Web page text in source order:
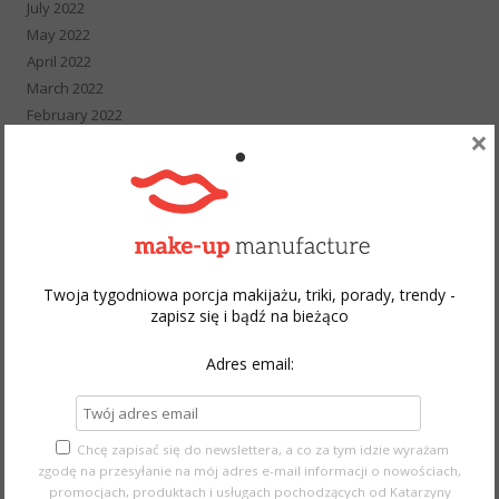
July 2022
May 2022
April 2022
March 2022
February 2022
September 2021
July 2021
March 2021
February 2021
January 2021
December 2020
Twoja tygodniowa porcja makijażu, triki, porady, trendy -
zapisz się i bądź na bieżąco
Adres email:
Chcę zapisać się do newslettera, a co za tym idzie wyrażam
zgodę na przesyłanie na mój adres e-mail informacji o nowościach,
promocjach, produktach i usługach pochodzących od Katarzyny
×